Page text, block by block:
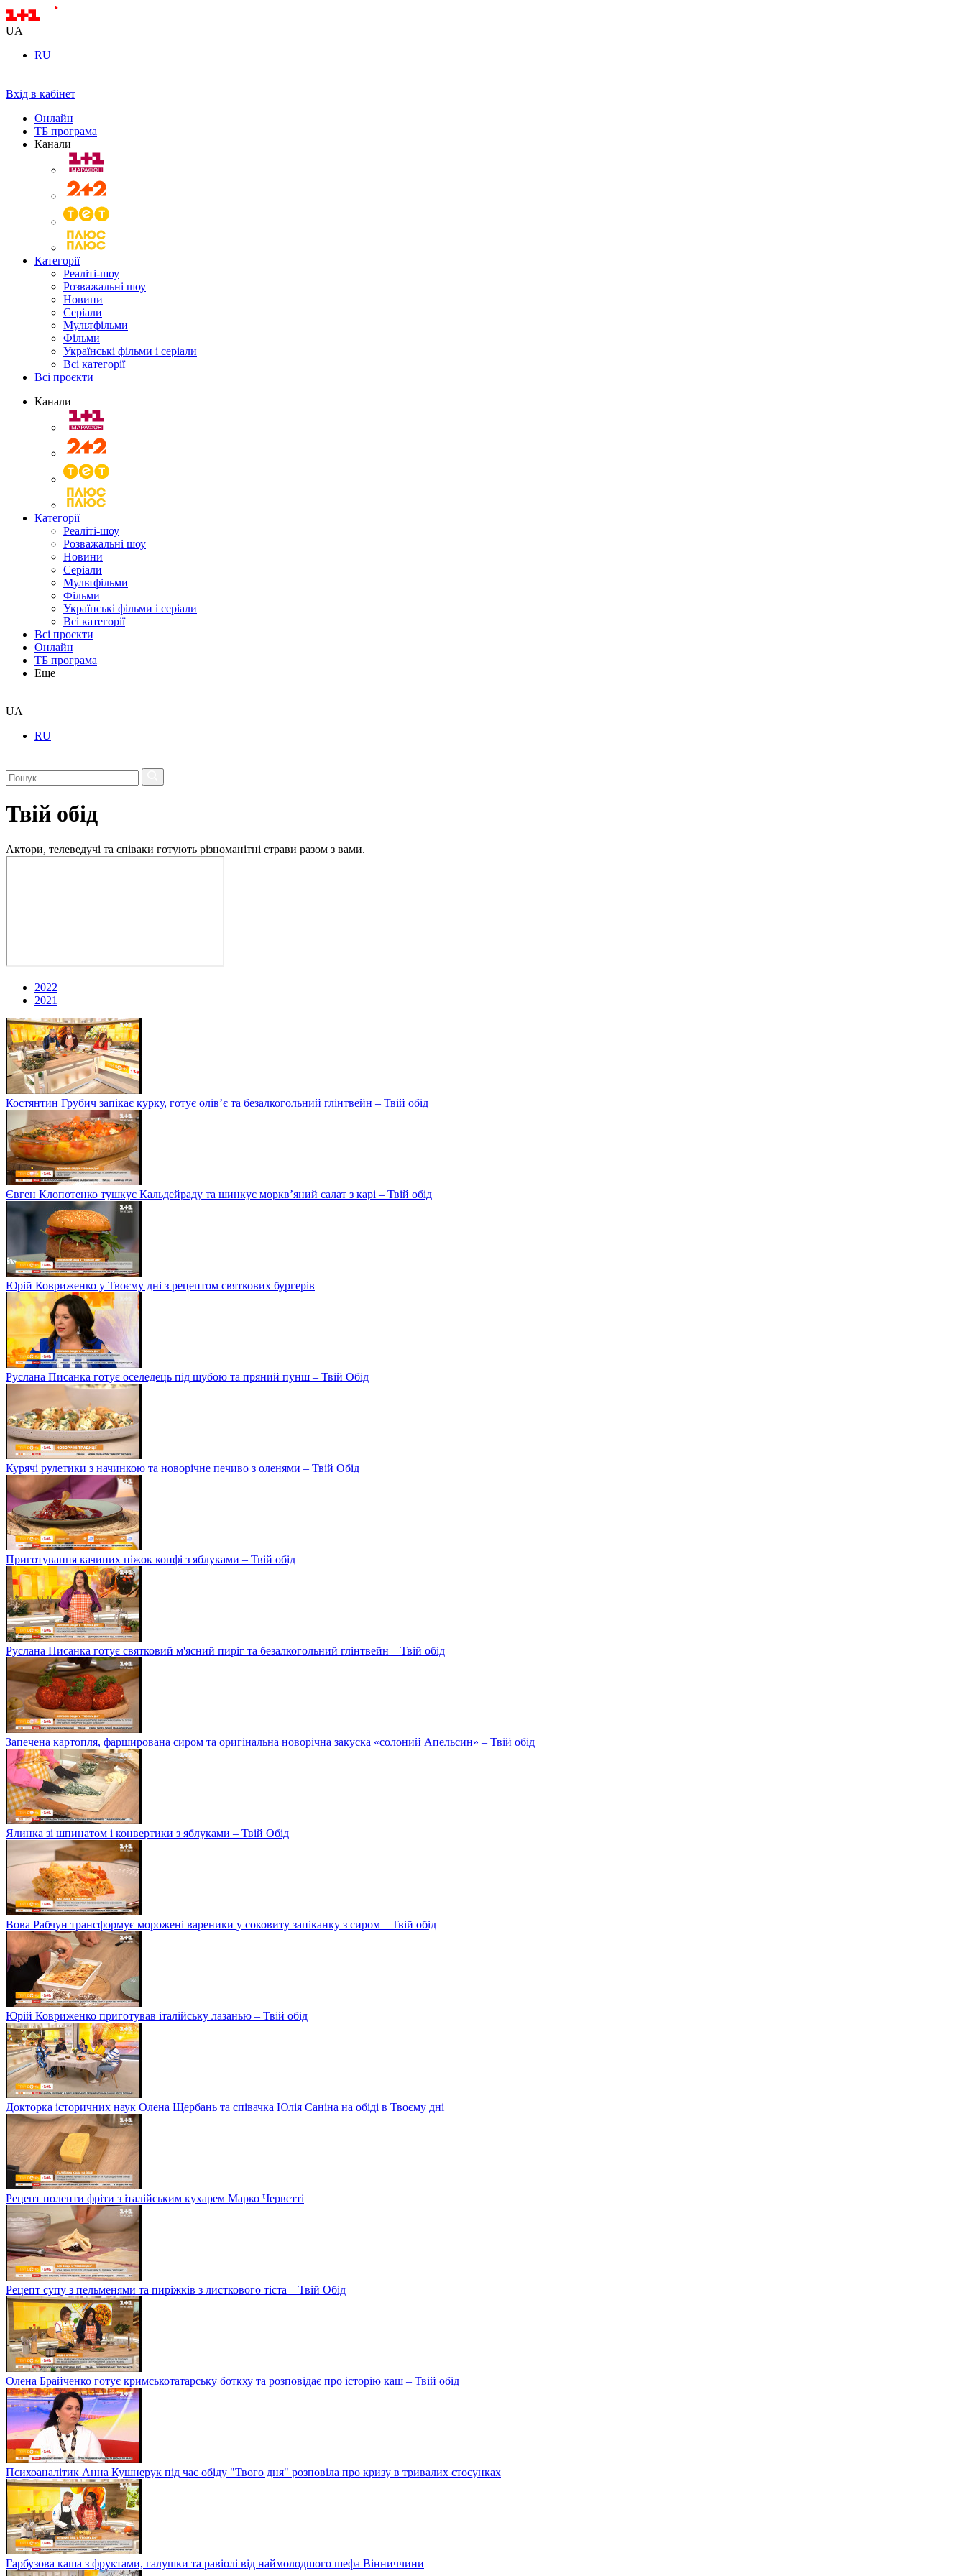
UA
RU
Вхід в кабінет
Онлайн
ТБ програма
Канали
Категорії
Реаліті-шоу
Розважальні шоу
Новини
Серіали
Мультфільми
Фільми
Українські фільми і серіали
Всі категорії
Всі проєкти
Канали
Категорії
Реаліті-шоу
Розважальні шоу
Новини
Серіали
Мультфільми
Фільми
Українські фільми і серіали
Всі категорії
Всі проєкти
Онлайн
ТБ програма
Еще
UA
RU
Твій обід
Актори, телеведучі та співаки готують різноманітні страви разом з вами.
2022
2021
Костянтин Грубич запікає курку, готує олів’є та безалкогольний глінтвейн – Твій обід
Євген Клопотенко тушкує Кальдейраду та шинкує моркв’яний салат з карі – Твій обід
Юрій Ковриженко у Твоєму дні з рецептом святкових бургерів
Руслана Писанка готує оселедець під шубою та пряний пунш – Твій Обід
Курячі рулетики з начинкою та новорічне печиво з оленями – Твій Обід
Приготування качиних ніжок конфі з яблуками – Твій обід
Руслана Писанка готує святковий м'ясний пиріг та безалкогольний глінтвейн – Твій обід
Запечена картопля, фарширована сиром та оригінальна новорічна закуска «солоний Апельсин» – Твій обід
Ялинка зі шпинатом і конвертики з яблуками – Твій Обід
Вова Рабчун трансформує морожені вареники у соковиту запіканку з сиром – Твій обід
Юрій Ковриженко приготував італійську лазанью – Твій обід
Докторка історичних наук Олена Щербань та співачка Юлія Саніна на обіді в Твоєму дні
Рецепт поленти фріти з італійським кухарем Марко Черветті
Рецепт супу з пельменями та пиріжків з листкового тіста – Твій Обід
Олена Брайченко готує кримськотатарську боткху та розповідає про історію каш – Твій обід
Психоаналітик Анна Кушнерук під час обіду "Твого дня" розповіла про кризу в тривалих стосунках
Гарбузова каша з фруктами, галушки та равіолі від наймолодшого шефа Вінниччини